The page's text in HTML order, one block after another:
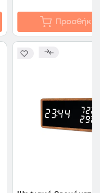
Προσθήκη